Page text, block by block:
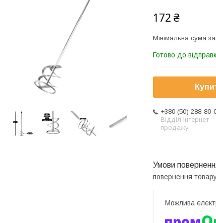
172 ₴
Мінімальна сума
Готово до
+380 (50) 288-80-
Відділ інтернет-
продажу
повернення